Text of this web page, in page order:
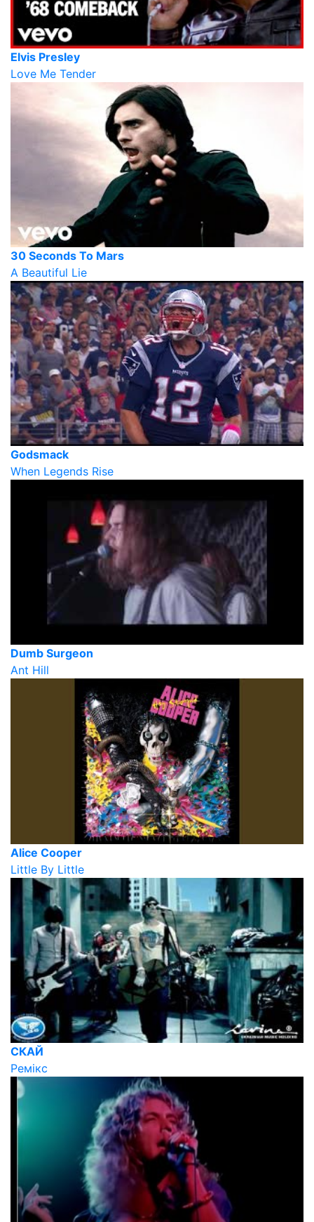
Elvis Presley
Love Me Tender
30 Seconds To Mars
A Beautiful Lie
Godsmack
When Legends Rise
Dumb Surgeon
Ant Hill
Alice Cooper
Little By Little
СКАЙ
Ремікс